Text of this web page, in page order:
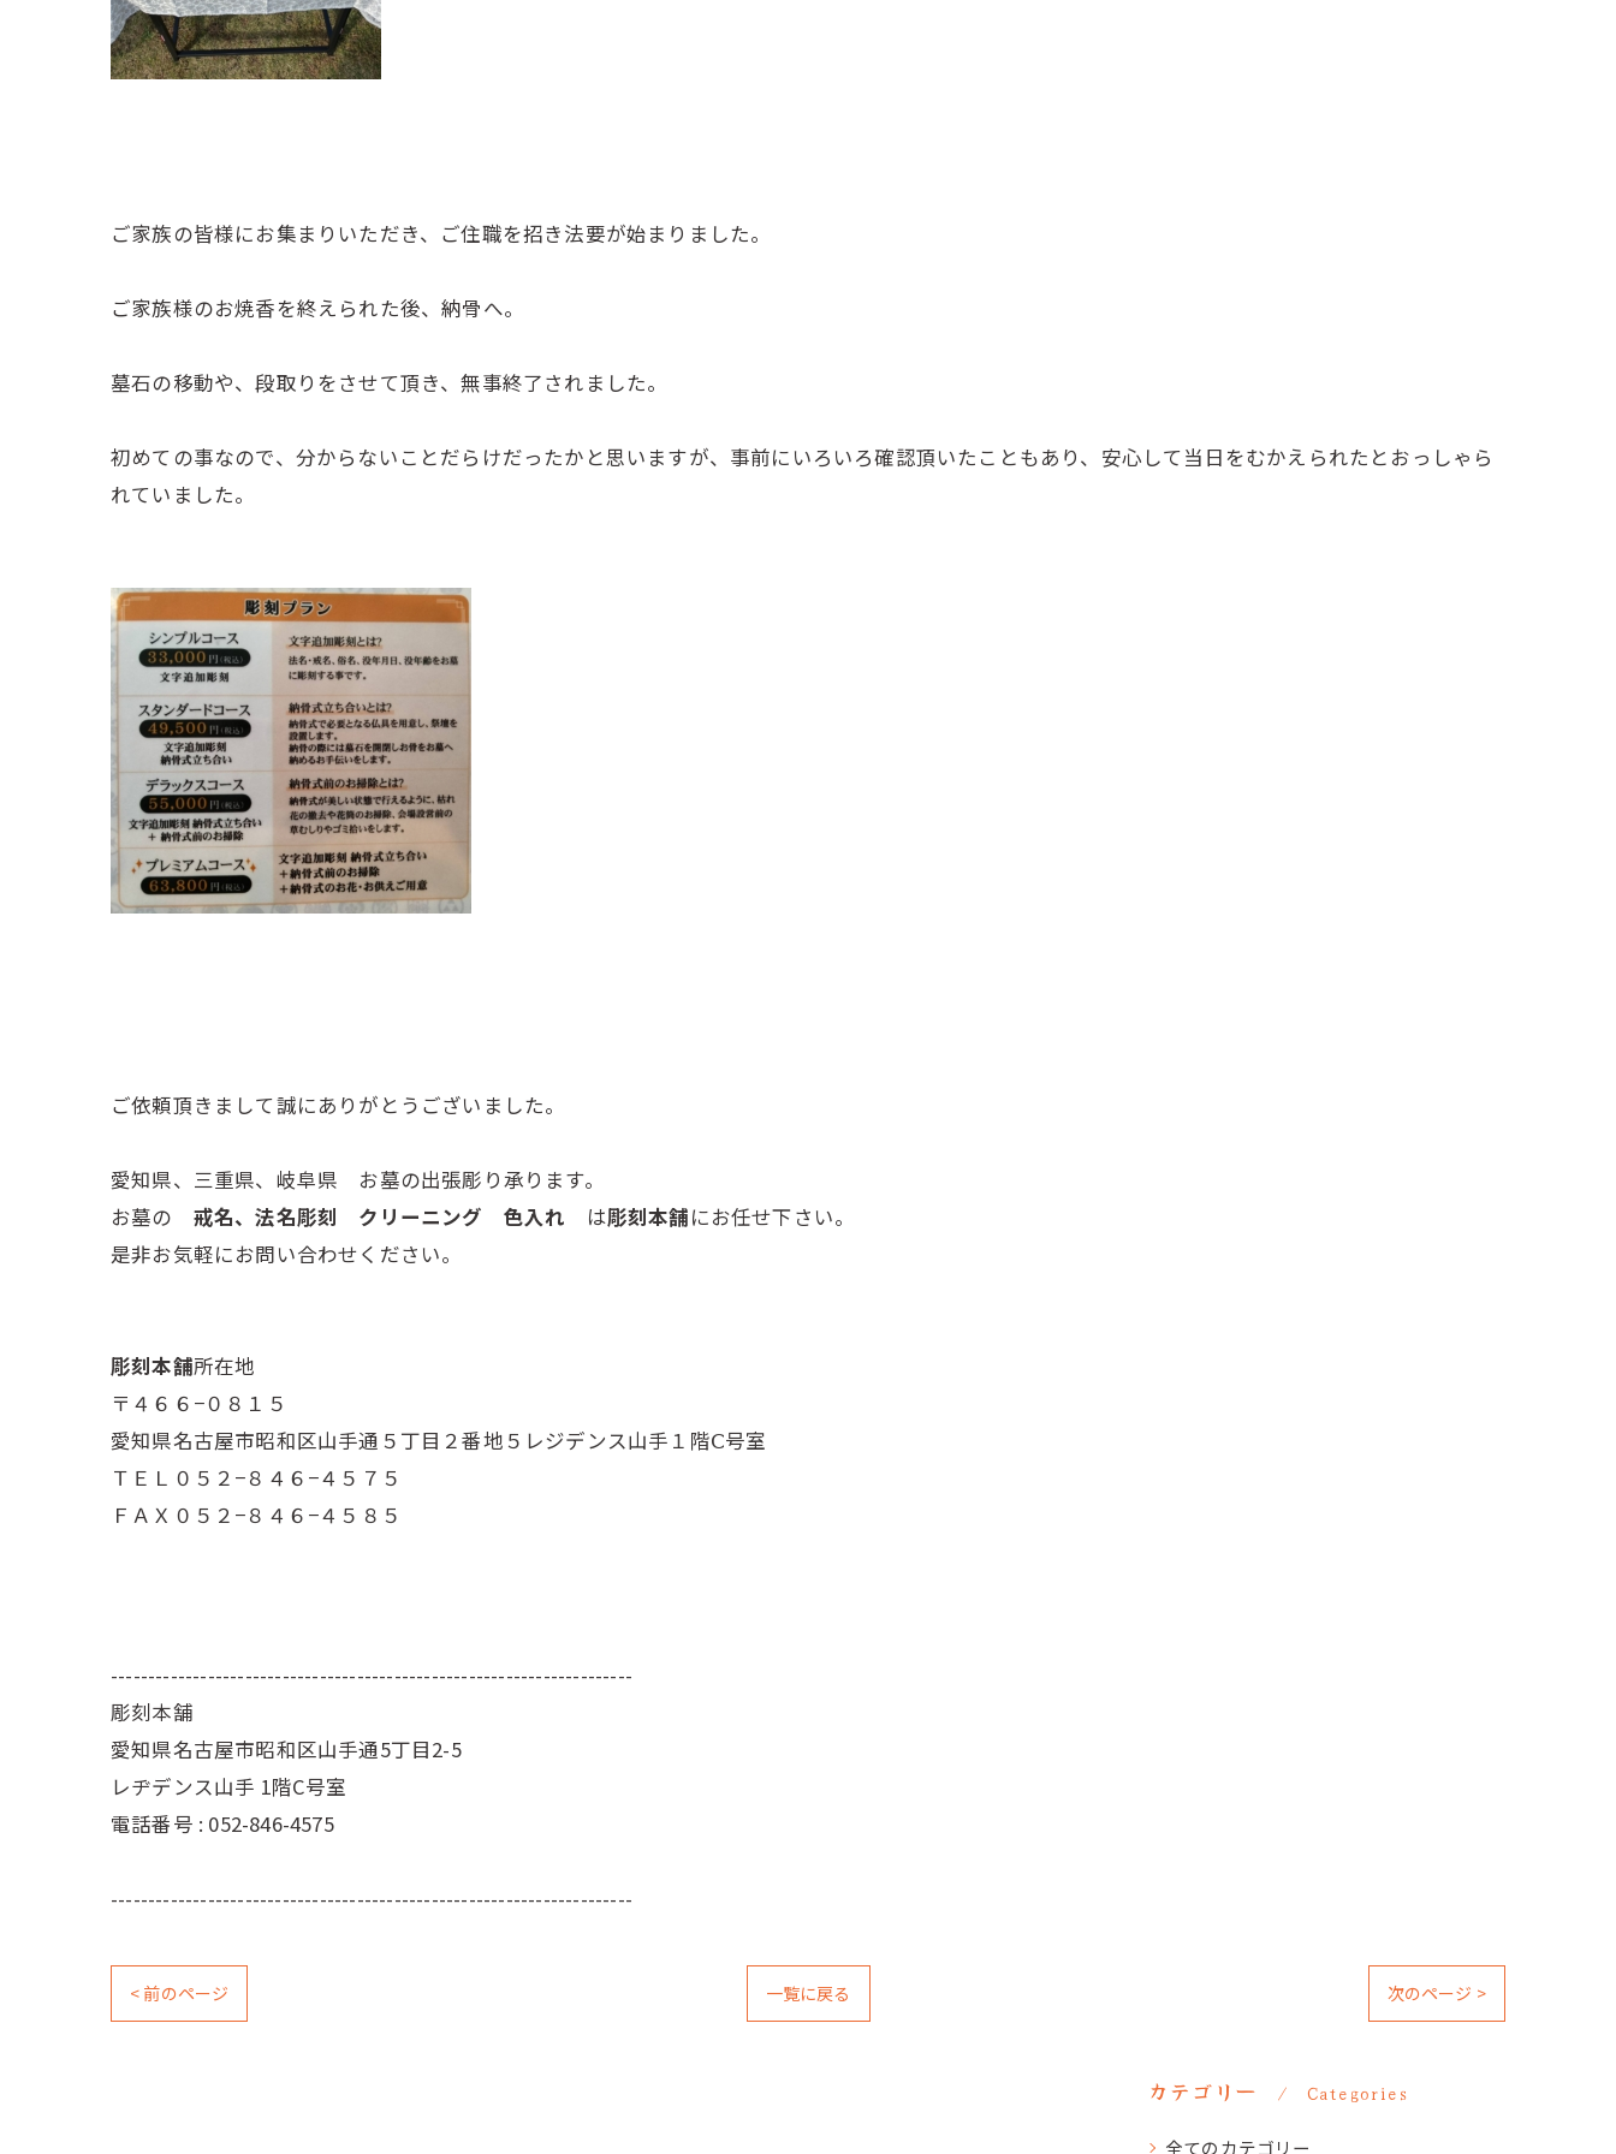
ご家族の皆様にお集まりいただき、ご住職を招き法要が始まりました。
ご家族様のお焼香を終えられた後、納骨へ。
墓石の移動や、段取りをさせて頂き、無事終了されました。
初めての事なので、分からないことだらけだったかと思いますが、事前にいろいろ確認頂いたこともあり、安心して当日をむかえられたとおっしゃら
れていました。
ご依頼頂きまして誠にありがとうございました。
愛知県、三重県、岐阜県 お墓の出張彫り承ります。
お墓の 戒名、法名彫刻 クリーニング 色入れ は彫刻本舗にお任せ下さい。
是非お気軽にお問い合わせください。
彫刻本舗所在地
〒４６６−０８１５
愛知県名古屋市昭和区山手通５丁目２番地５レジデンス山手１階Ⅽ号室
ＴＥＬ０５２−８４６−４５７５
ＦＡＸ０５２−８４６−４５８５
----------------------------------------------------------------------
彫刻本舗
愛知県名古屋市昭和区山手通5丁目2-5
レヂデンス山手 1階C号室
電話番号 : 052-846-4575
----------------------------------------------------------------------
< 前のページ 一覧に戻る 次のページ >
カテゴリー Categories
全てのカテゴリー